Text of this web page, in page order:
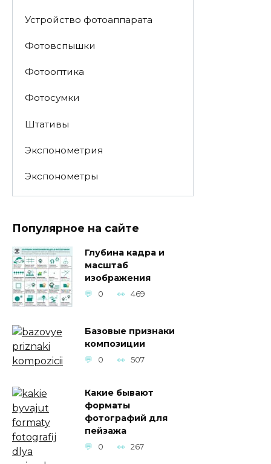
Устройство фотоаппарата
Фотовспышки
Фотооптика
Фотосумки
Штативы
Экспонометрия
Экспонометры
Популярное на сайте
Глубина кадра и
масштаб
изображения
0 469
Базовые признаки
композиции
0 507
Какие бывают
форматы
фотографий для
пейзажа
0 267